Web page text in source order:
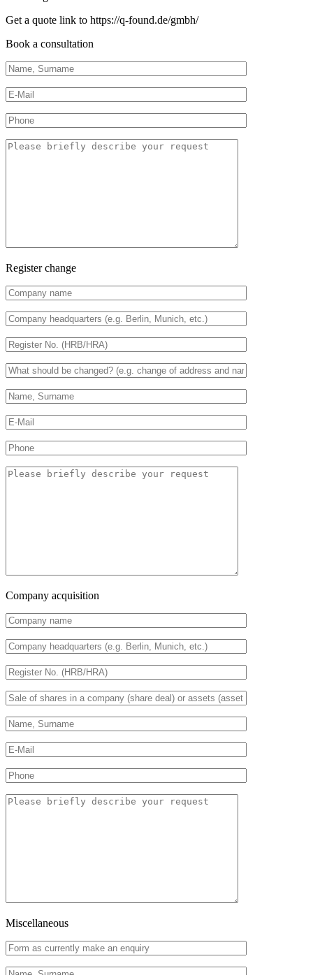
Get a quote link to https://q-found.de/gmbh/
Book a consultation
Register change
Company acquisition
Miscellaneous